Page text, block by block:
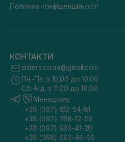
Політика конфіденційності
КОНТАКТИ
sisters.co.ua@gmail.com
Пн.-Пт. з 10:00 до 19:00
Сб.-Нд. з 11:00 до 18:00
Менеджер
+38 (097) 612-54-81
+38 (097) 788-12-88
+38 (097) 983-41-20
+38 (068) 693-46-00